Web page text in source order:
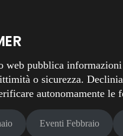
web pubblica
o sicurezza.
autonomamente
Eventi Febbraio